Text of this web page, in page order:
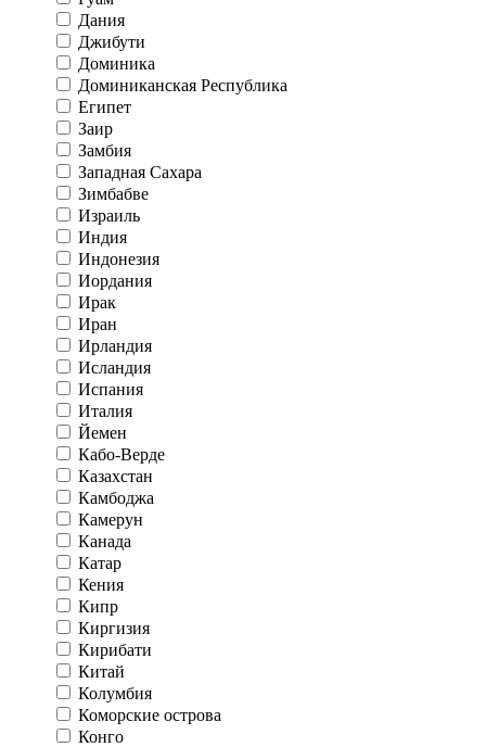
Дания
Джибути
Доминика
Доминиканская Республика
Египет
Заир
Замбия
Западная Сахара
Зимбабве
Израиль
Индия
Индонезия
Иордания
Ирак
Иран
Ирландия
Исландия
Испания
Италия
Йемен
Кабо-Верде
Казахстан
Камбоджа
Камерун
Канада
Катар
Кения
Кипр
Киргизия
Кирибати
Китай
Колумбия
Коморские острова
Конго